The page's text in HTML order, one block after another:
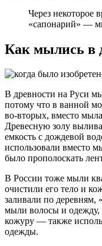
Через некоторое
«сапонарий» —
Как мылись в
В древности на Руси
потому что в ванной
во-вторых, вместо
Древесную золу
емкость с дождевой
использовали вместо
было прополоскать
В России тоже мыли
очистили его тело и
заливали по
мыли волосы и одежду,
кожуру — также
одежды.